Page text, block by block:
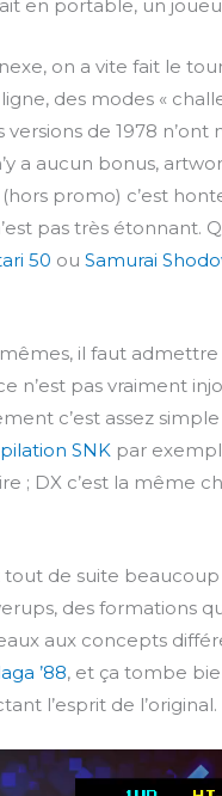
en portable, un
on a vite fait le
des modes «
versions de 1978
a aucun bonus,
promo) c’est
pas très étonnant.
50 ou Samurai
il faut
n’est pas vraiment
c’est assez
SNK par
; DX c’est la même
tout de suite
des formations
aux concepts
’88, et ça tombe
l’esprit de l’original.